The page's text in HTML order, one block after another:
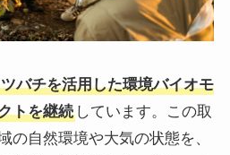
バチを活用した環境バイオモ
トを継続しています。この取
の自然環境や大気の状態を、